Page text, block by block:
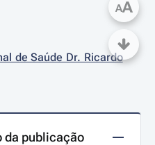
de Saúde Dr. Ricardo
da publicação
AA